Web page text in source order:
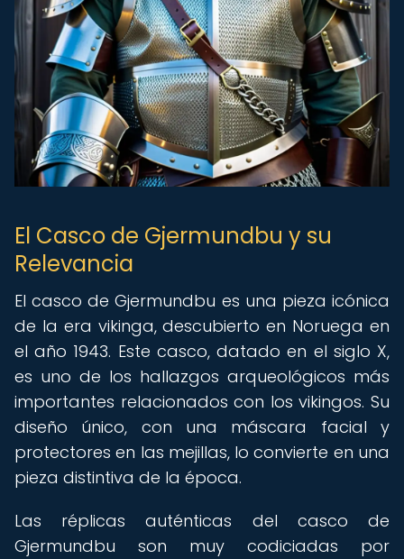
El Casco de Gjermundbu y su
Relevancia
El casco de Gjermundbu es una pieza icónica
de la era vikinga, descubierto en Noruega en
el año 1943. Este casco, datado en el siglo X,
es uno de los hallazgos arqueológicos más
importantes relacionados con los vikingos. Su
diseño único, con una máscara facial y
protectores en las mejillas, lo convierte en una
pieza distintiva de la época.
Las réplicas auténticas del casco de
Gjermundbu son muy codiciadas por